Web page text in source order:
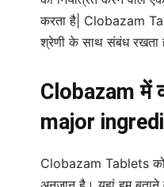
करता है| Clobazam
श्रेणी के साथ संबंध रखता
Clobazamमें
major
Clobazam Tablets को